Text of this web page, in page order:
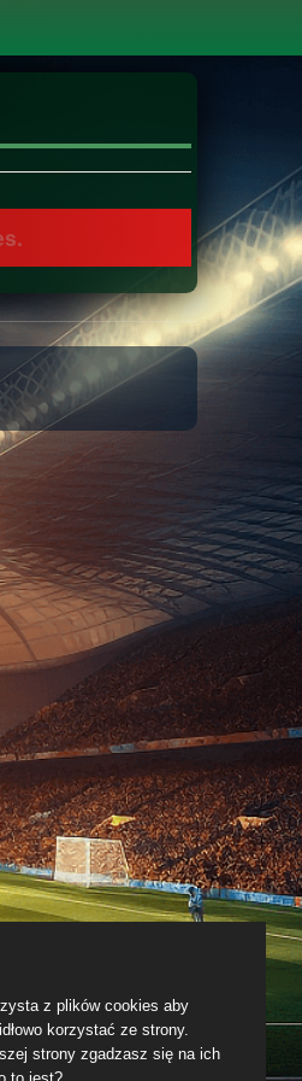
z plików cookies aby
korzystać ze strony.
strony zgadzasz się na ich